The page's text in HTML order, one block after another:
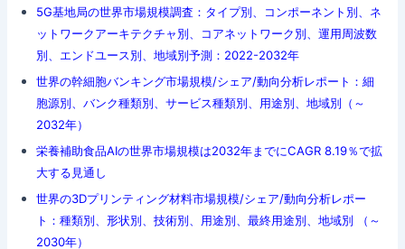
5G基地局の世界市場規模調査：タイプ別、コンポーネント別、ネ
ットワークアーキテクチャ別、コアネットワーク別、運用周波数
別、エンドユース別、地域別予測：2022-2032年
世界の幹細胞バンキング市場規模/シェア/動向分析レポート：細
胞源別、バンク種類別、サービス種類別、用途別、地域別（～
2032年）
栄養補助食品AIの世界市場規模は2032年までにCAGR 8.19％で拡
大する見通し
世界の3Dプリンティング材料市場規模/シェア/動向分析レポー
ト：種類別、形状別、技術別、用途別、最終用途別、地域別 （～
2030年）